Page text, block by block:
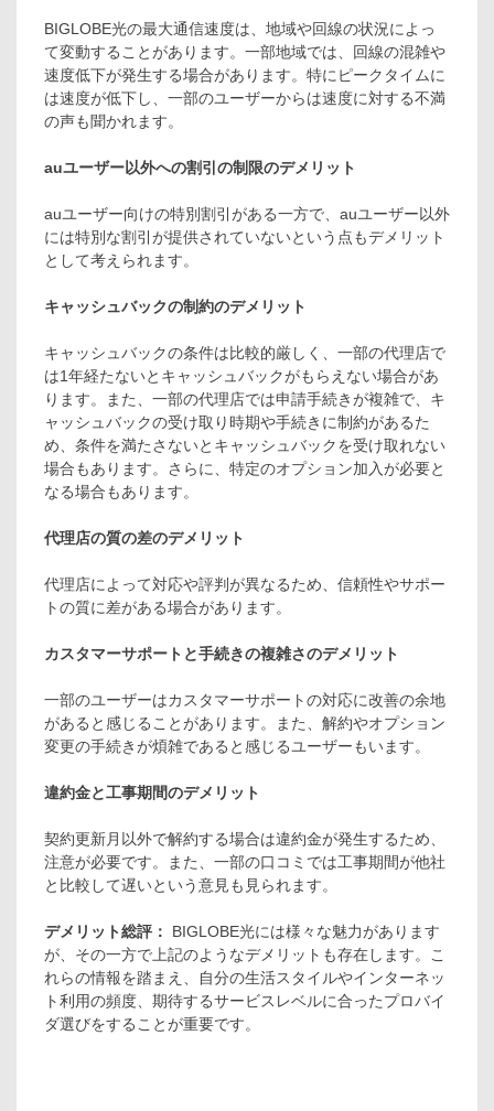
BIGLOBE光の最大通信速度は、地域や回線の状況によっ
て変動することがあります。一部地域では、回線の混雑や
速度低下が発生する場合があります。特にピークタイムに
は速度が低下し、一部のユーザーからは速度に対する不満
の声も聞かれます。
auユーザー以外への割引の制限のデメリット
auユーザー向けの特別割引がある一方で、auユーザー以外
には特別な割引が提供されていないという点もデメリット
として考えられます。
キャッシュバックの制約のデメリット
キャッシュバックの条件は比較的厳しく、一部の代理店で
は1年経たないとキャッシュバックがもらえない場合があ
ります。また、一部の代理店では申請手続きが複雑で、キ
ャッシュバックの受け取り時期や手続きに制約があるた
め、条件を満たさないとキャッシュバックを受け取れない
場合もあります。さらに、特定のオプション加入が必要と
なる場合もあります。
代理店の質の差のデメリット
代理店によって対応や評判が異なるため、信頼性やサポー
トの質に差がある場合があります。
カスタマーサポートと手続きの複雑さのデメリット
一部のユーザーはカスタマーサポートの対応に改善の余地
があると感じることがあります。また、解約やオプション
変更の手続きが煩雑であると感じるユーザーもいます。
違約金と工事期間のデメリット
契約更新月以外で解約する場合は違約金が発生するため、
注意が必要です。また、一部の口コミでは工事期間が他社
と比較して遅いという意見も見られます。
デメリット総評：
BIGLOBE光には様々な魅力があります
が、その一方で上記のようなデメリットも存在します。こ
れらの情報を踏まえ、自分の生活スタイルやインターネッ
ト利用の頻度、期待するサービスレベルに合ったプロバイ
ダ選びをすることが重要です。